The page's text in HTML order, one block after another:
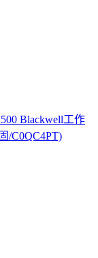
Blackwell工作
/C0QC4PT)